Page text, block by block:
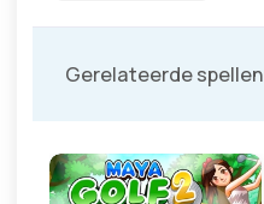
Gerelateerde spellen